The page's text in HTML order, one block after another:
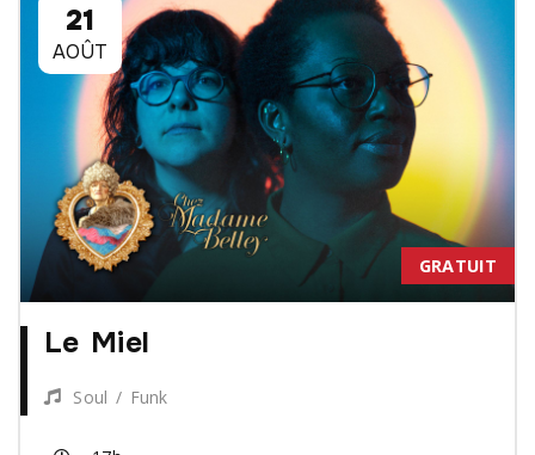
21
AOÛT
GRATUIT
Le Miel
Soul / Funk